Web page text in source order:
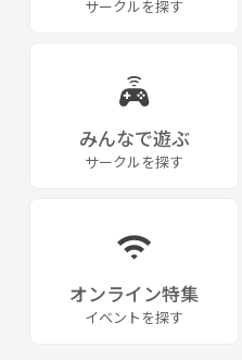
サークルを探す
みんなで遊ぶ
サークルを探す
オンライン特集
イベントを探す